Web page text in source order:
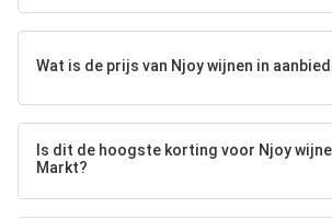
Wat is de prijs van Njoy wijnen in
Is dit de hoogste korting voor Njoy
Markt?